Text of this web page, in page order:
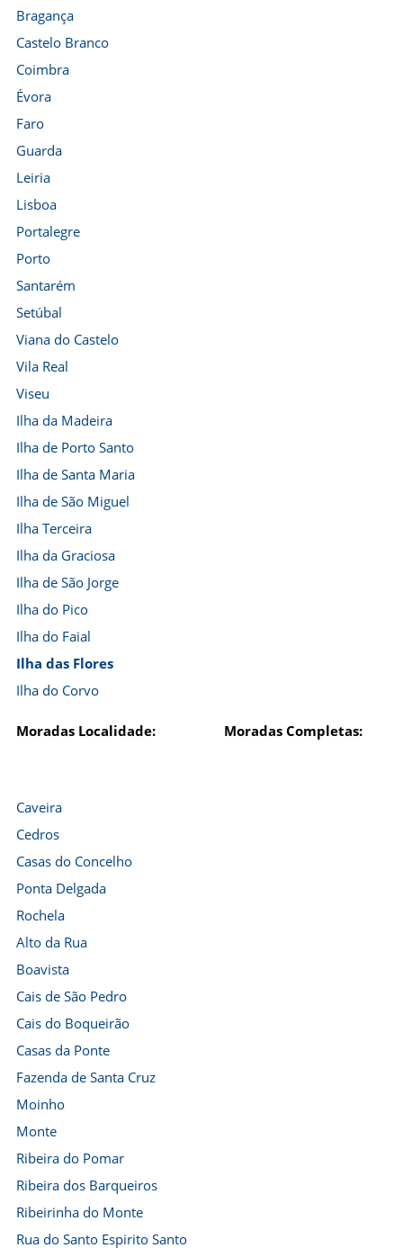
Bragança
Castelo Branco
Coimbra
Évora
Faro
Guarda
Leiria
Lisboa
Portalegre
Porto
Santarém
Setúbal
Viana do Castelo
Vila Real
Viseu
Ilha da Madeira
Ilha de Porto Santo
Ilha de Santa Maria
Ilha de São Miguel
Ilha Terceira
Ilha da Graciosa
Ilha de São Jorge
Ilha do Pico
Ilha do Faial
Ilha das Flores
Ilha do Corvo
Moradas Localidade: Moradas Completas:
Caveira
Cedros
Casas do Concelho
Ponta Delgada
Rochela
Alto da Rua
Boavista
Cais de São Pedro
Cais do Boqueirão
Casas da Ponte
Fazenda de Santa Cruz
Moinho
Monte
Ribeira do Pomar
Ribeira dos Barqueiros
Ribeirinha do Monte
Rua do Santo Espirito Santo